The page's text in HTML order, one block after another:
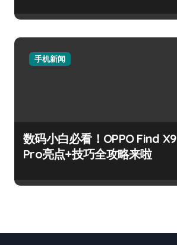
手机新闻
数码小白必看！OPPO Find X9
Pro亮点+技巧全攻略来啦